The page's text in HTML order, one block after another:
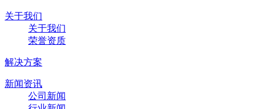
关于我们
关于我们
荣誉资质
解决方案
新闻资讯
公司新闻